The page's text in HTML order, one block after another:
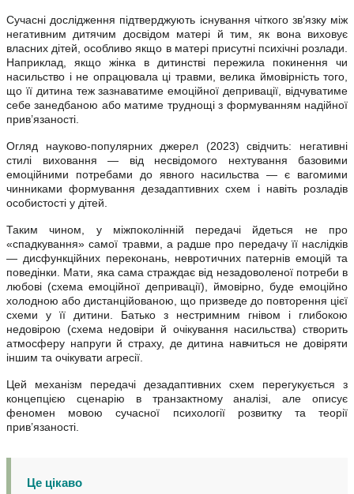
Сучасні дослідження підтверджують існування чіткого зв’язку між
негативним дитячим досвідом матері й тим, як вона виховує
власних дітей, особливо якщо в матері присутні психічні розлади.
Наприклад, якщо жінка в дитинстві пережила покинення чи
насильство і не опрацювала ці травми, велика ймовірність того,
що її дитина теж зазнаватиме емоційної депривації, відчуватиме
себе занедбаною або матиме труднощі з формуванням надійної
прив’язаності.
Огляд науково-популярних джерел (2023) свідчить: негативні
стилі виховання — від несвідомого нехтування базовими
емоційними потребами до явного насильства — є вагомими
чинниками формування дезадаптивних схем і навіть розладів
особистості у дітей.
Таким чином, у міжпоколінній передачі йдеться не про
«спадкування» самої травми, а радше про передачу її наслідків
— дисфункційних переконань, невротичних патернів емоцій та
поведінки. Мати, яка сама страждає від незадоволеної потреби в
любові (схема емоційної депривації), ймовірно, буде емоційно
холодною або дистанційованою, що призведе до повторення цієї
схеми у її дитини. Батько з нестримним гнівом і глибокою
недовірою (схема недовіри й очікування насильства) створить
атмосферу напруги й страху, де дитина навчиться не довіряти
іншим та очікувати агресії.
Цей механізм передачі дезадаптивних схем перегукується з
концепцією сценарію в транзактному аналізі, але описує
феномен мовою сучасної психології розвитку та теорії
прив’язаності.
Це цікаво